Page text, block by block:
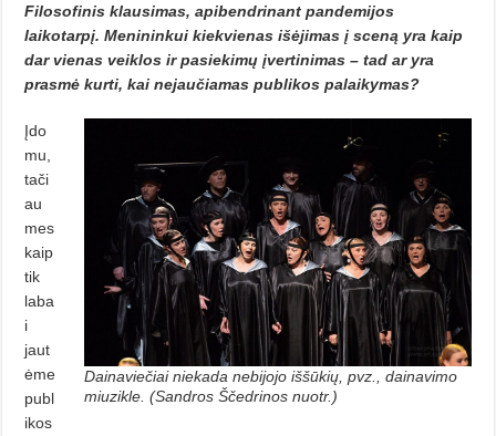
Filosofinis klausimas, apibendrinant pandemijos
laikotarpį. Me­nininkui kiekvienas išėjimas į sceną yra kaip
dar vienas veiklos ir pasiekimų įvertinimas – tad ar yra
prasmė kurti, kai nejaučiamas publikos palaikymas?
Dainaviečiai niekada nebijojo iššūkių, pvz., dainavimo
miuzikle. (Sandros Ščedrinos nuotr.)
Įdo
mu,
tači
au
mes
kaip
tik
laba
i
jaut
ėme
publ
ikos